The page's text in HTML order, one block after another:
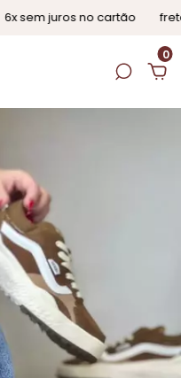
0
sem juros no cartão frete